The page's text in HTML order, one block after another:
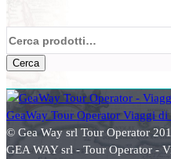
Cerca:
Cerca
© Gea Way srl Tour Operator
GEA WAY srl - Tour Operator -